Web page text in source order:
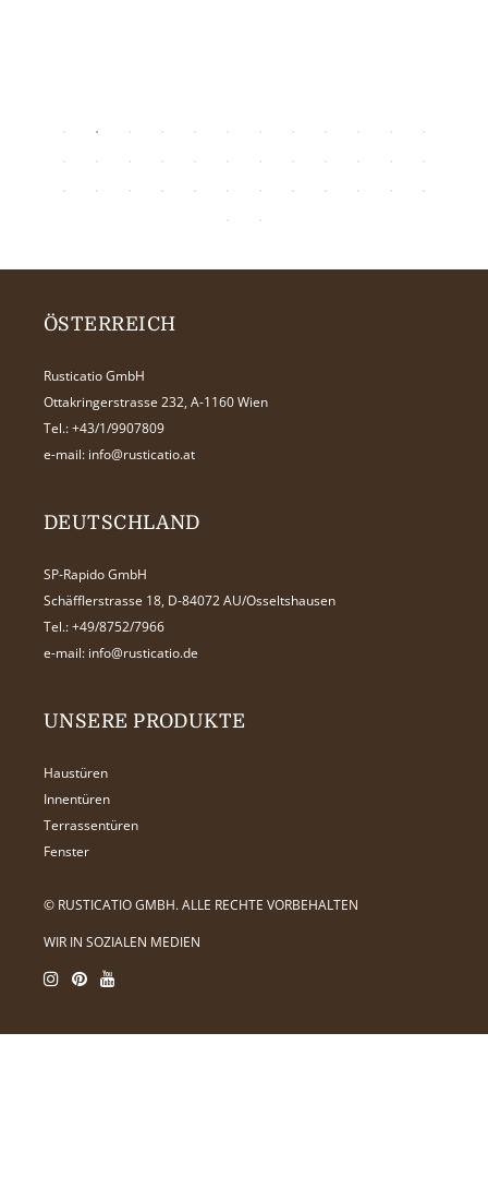
ÖSTERREICH
Rusticatio GmbH
Ottakringerstrasse 232, A-1160 Wien
Tel.: +43/1/9907809
e-mail: info@rusticatio.at
DEUTSCHLAND
SP-Rapido GmbH
Schäfflerstrasse 18, D-84072 AU/Osseltshausen
Tel.: +49/8752/7966
e-mail: info@rusticatio.de
UNSERE PRODUKTE
Haustüren
Innentüren
Terrassentüren
Fenster
© RUSTICATIO GMBH. ALLE RECHTE VORBEHALTEN
WIR IN SOZIALEN MEDIEN